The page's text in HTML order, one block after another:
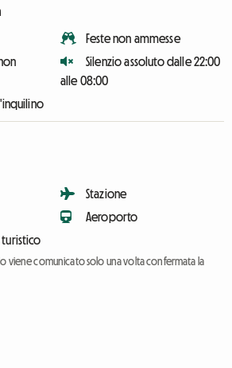
Feste non ammesse
Silenzio assoluto dalle 22:00
alle 08:00
turistico
Stazione
Aeroporto
viene comunicato solo una volta confermata la